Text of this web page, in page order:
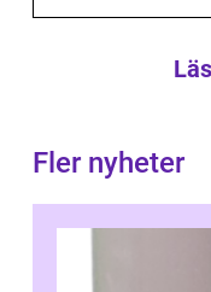
Fler nyheter